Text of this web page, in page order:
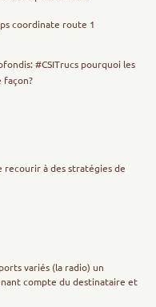
#CSITrucs pourquoi les
façon?
recourir à des stratégies de
variés (la radio) un
compte du destinataire et